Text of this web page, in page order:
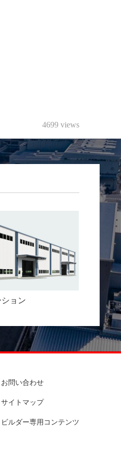
4699 views
ョン
お問い合わせ
サイトマップ
ビルダー専用コンテンツ